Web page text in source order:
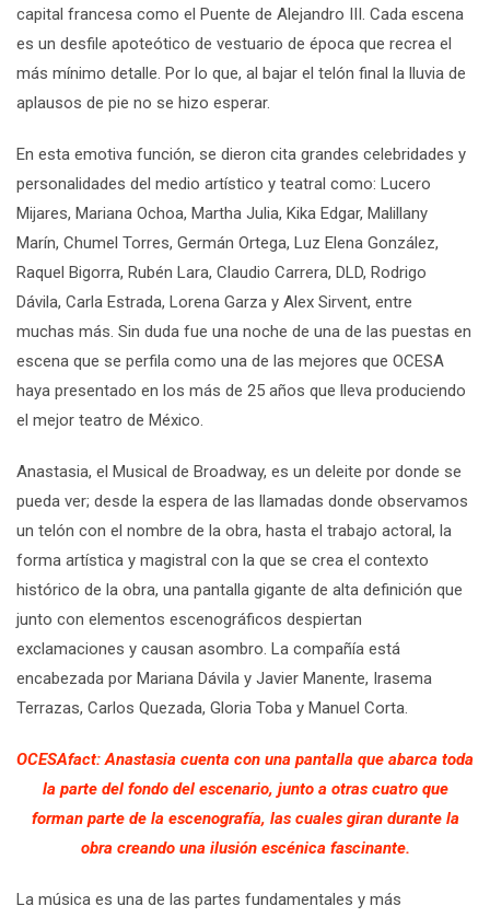
capital francesa como el Puente de Alejandro III. Cada escena
es un desfile apoteótico de vestuario de época que recrea el
más mínimo detalle. Por lo que, al bajar el telón final la lluvia de
aplausos de pie no se hizo esperar.
En esta emotiva función, se dieron cita grandes celebridades y
personalidades del medio artístico y teatral como: Lucero
Mijares, Mariana Ochoa, Martha Julia, Kika Edgar, Malillany
Marín, Chumel Torres, Germán Ortega, Luz Elena González,
Raquel Bigorra, Rubén Lara, Claudio Carrera, DLD, Rodrigo
Dávila, Carla Estrada, Lorena Garza y Alex Sirvent, entre
muchas más. Sin duda fue una noche de una de las puestas en
escena que se perfila como una de las mejores que OCESA
haya presentado en los más de 25 años que lleva produciendo
el mejor teatro de México.
Anastasia, el Musical de Broadway, es un deleite por donde se
pueda ver; desde la espera de las llamadas donde observamos
un telón con el nombre de la obra, hasta el trabajo actoral, la
forma artística y magistral con la que se crea el contexto
histórico de la obra, una pantalla gigante de alta definición que
junto con elementos escenográficos despiertan
exclamaciones y causan asombro. La compañía está
encabezada por Mariana Dávila y Javier Manente, Irasema
Terrazas, Carlos Quezada, Gloria Toba y Manuel Corta.
OCESAfact: Anastasia cuenta con una pantalla que abarca toda
la parte del fondo del escenario, junto a otras cuatro que
forman parte de la escenografía, las cuales giran durante la
obra creando una ilusión escénica fascinante.
La música es una de las partes fundamentales y más